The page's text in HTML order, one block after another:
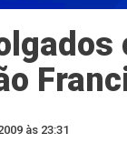
às 23:31